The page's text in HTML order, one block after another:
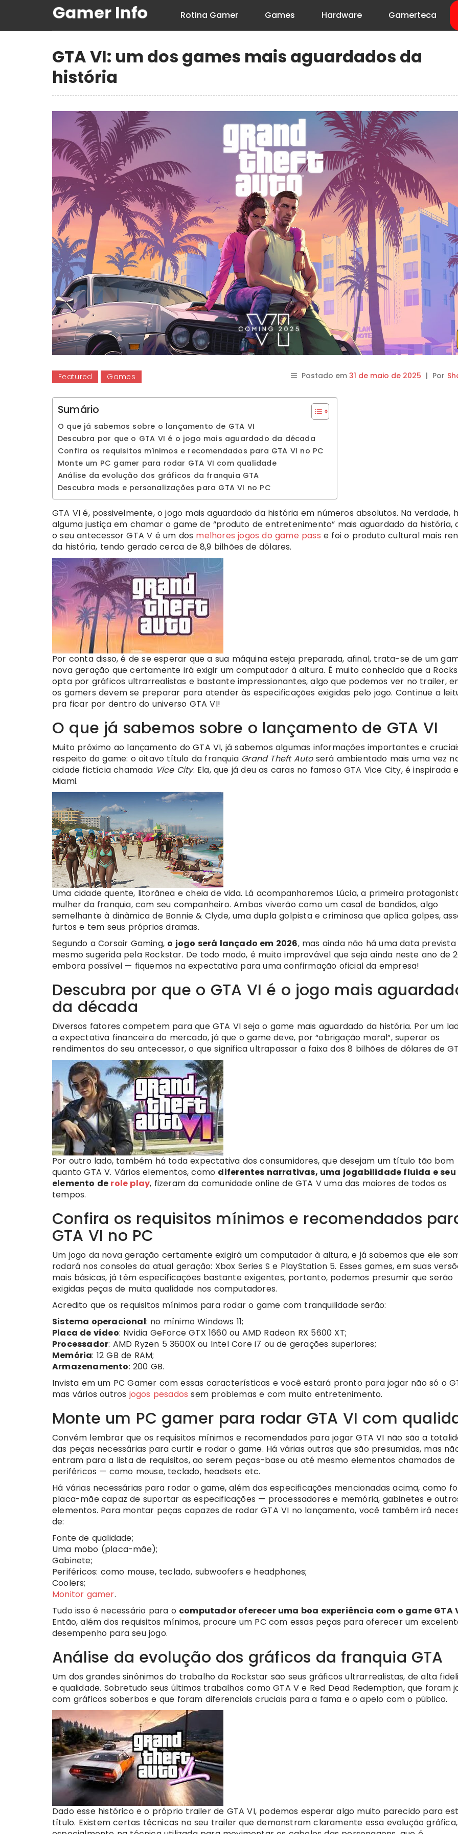
Rotina Gamer Games Hardware Gamerteca
GTA VI: um dos games mais aguardados da
história
Featured Games Postado em 31 de maio de 2025 | Por
Sumário
O que já sabemos sobre o lançamento de GTA VI
Descubra por que o GTA VI é o jogo mais aguardado da década
Confira os requisitos mínimos e recomendados para GTA VI no PC
Monte um PC gamer para rodar GTA VI com qualidade
Análise da evolução dos gráficos da franquia GTA
Descubra mods e personalizações para GTA VI no PC
GTA VI é, possivelmente, o jogo mais aguardado da história em números absolutos. Na verdade,
alguma justiça em chamar o game de “produto de entretenimento” mais aguardado da história,
o seu antecessor GTA V é um dos melhores jogos do game pass e foi o produto cultural mais
da história, tendo gerado cerca de 8,9 bilhões de dólares.
Por conta disso, é de se esperar que a sua máquina esteja preparada, afinal, trata-se de um
nova geração que certamente irá exigir um computador à altura. É muito conhecido que a
opta por gráficos ultrarrealistas e bastante impressionantes, algo que podemos ver no trailer,
os gamers devem se preparar para atender às especificações exigidas pelo jogo. Continue a
pra ficar por dentro do universo GTA VI!
O que já sabemos sobre o lançamento de GTA VI
Muito próximo ao lançamento do GTA VI, já sabemos algumas informações importantes e
respeito do game: o oitavo título da franquia Grand Theft Autoserá ambientado mais uma vez
cidade fictícia chamada Vice City. Ela, que já deu as caras no famoso GTA Vice City, é inspirada
Miami.
Uma cidade quente, litorânea e cheia de vida. Lá acompanharemos Lúcia, a primeira
mulher da franquia, com seu companheiro. Ambos viverão como um casal de bandidos, algo
semelhante à dinâmica de Bonnie & Clyde, uma dupla golpista e criminosa que aplica golpes,
furtos e tem seus próprios dramas.
Segundo a Corsair Gaming, o jogo será lançado em 2026, mas ainda não há uma data
mesmo sugerida pela Rockstar. De todo modo, é muito improvável que seja ainda neste ano de
embora possível — fiquemos na expectativa para uma confirmação oficial da empresa!
Descubra por que o GTA VI é o jogo mais
da década
Diversos fatores competem para que GTA VI seja o game mais aguardado da história. Por um
a expectativa financeira do mercado, já que o game deve, por “obrigação moral”, superar os
rendimentos do seu antecessor, o que significa ultrapassar a faixa dos 8 bilhões de dólares de
Por outro lado, também há toda expectativa dos consumidores, que desejam um título tão bom
quanto GTA V. Vários elementos, como diferentes narrativas, uma jogabilidade fluida e seu
elemento de role play, fizeram da comunidade online de GTA V uma das maiores de todos os
tempos.
Confira os requisitos mínimos e recomendados
GTA VI no PC
Um jogo da nova geração certamente exigirá um computador à altura, e já sabemos que ele
rodará nos consoles da atual geração: Xbox Series S e PlayStation 5. Esses games, em suas
mais básicas, já têm especificações bastante exigentes, portanto, podemos presumir que serão
exigidas peças de muita qualidade nos computadores.
Acredito que os requisitos mínimos para rodar o game com tranquilidade serão:
Sistema operacional: no mínimo Windows 11;
Placa de vídeo: Nvidia GeForce GTX 1660 ou AMD Radeon RX 5600 XT;
Processador: AMD Ryzen 5 3600X ou Intel Core i7 ou de gerações superiores;
Memória: 12 GB de RAM;
Armazenamento: 200 GB.
Invista em um PC Gamer com essas características e você estará pronto para jogar não só o
mas vários outros jogos pesados sem problemas e com muito entretenimento.
Monte um PC gamer para rodar GTA VI com
Convém lembrar que os requisitos mínimos e recomendados para jogar GTA VI não são a
das peças necessárias para curtir e rodar o game. Há várias outras que são presumidas, mas
entram para a lista de requisitos, ao serem peças-base ou até mesmo elementos chamados de
periféricos — como mouse, teclado, headsets etc.
Há várias necessárias para rodar o game, além das especificações mencionadas acima, como
placa-mãe capaz de suportar as especificações — processadores e memória, gabinetes e
elementos. Para montar peças capazes de rodar GTA VI no lançamento, você também irá
de:
Fonte de qualidade;
Uma mobo (placa-mãe);
Gabinete;
Periféricos: como mouse, teclado, subwoofers e headphones;
Coolers;
Monitor gamer.
Tudo isso é necessário para o computador oferecer uma boa experiência com o game GTA
Então, além dos requisitos mínimos, procure um PC com essas peças para oferecer um
desempenho para seu jogo.
Análise da evolução dos gráficos da franquia GTA
Um dos grandes sinônimos do trabalho da Rockstar são seus gráficos ultrarrealistas, de alta
e qualidade. Sobretudo seus últimos trabalhos como GTA V e Red Dead Redemption, que foram
com gráficos soberbos e que foram diferenciais cruciais para a fama e o apelo com o público.
Dado esse histórico e o próprio trailer de GTA VI, podemos esperar algo muito parecido para
título. Existem certas técnicas no seu trailer que demonstram claramente essa evolução gráfica,